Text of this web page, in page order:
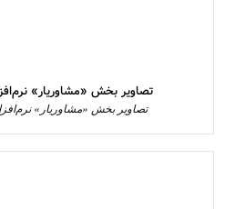
تصاویر بخش «مشاوریار»
تصاویر بخش «مشاوریار»